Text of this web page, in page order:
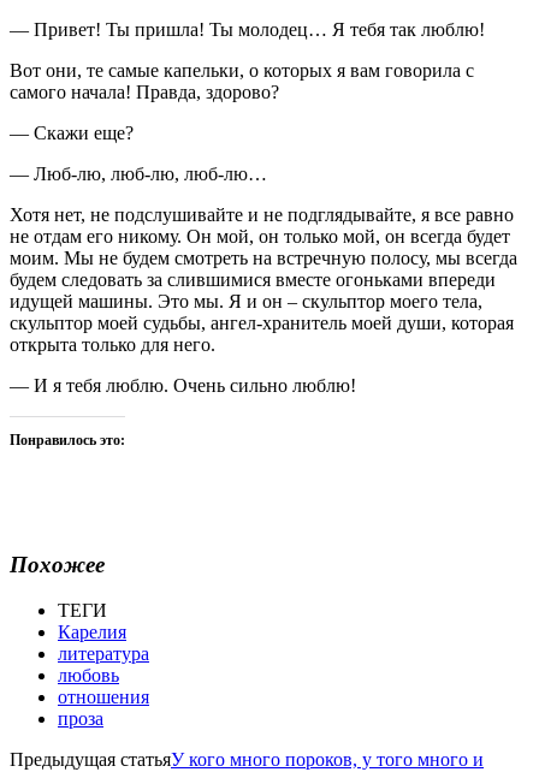
— Привет! Ты пришла! Ты молодец… Я тебя так люблю!
Вот они, те самые капельки, о которых я вам говорила с
самого начала! Правда, здорово?
— Скажи еще?
— Люб-лю, люб-лю, люб-лю…
Хотя нет, не подслушивайте и не подглядывайте, я все равно
не отдам его никому. Он мой, он только мой, он всегда будет
моим. Мы не будем смотреть на встречную полосу, мы всегда
будем следовать за слившимися вместе огоньками впереди
идущей машины. Это мы. Я и он – скульптор моего тела,
скульптор моей судьбы, ангел-хранитель моей души, которая
открыта только для него.
— И я тебя люблю. Очень сильно люблю!
Понравилось это:
Похожее
ТЕГИ
Карелия
литература
любовь
отношения
проза
Предыдущая статьяУ кого много пороков, у того много и